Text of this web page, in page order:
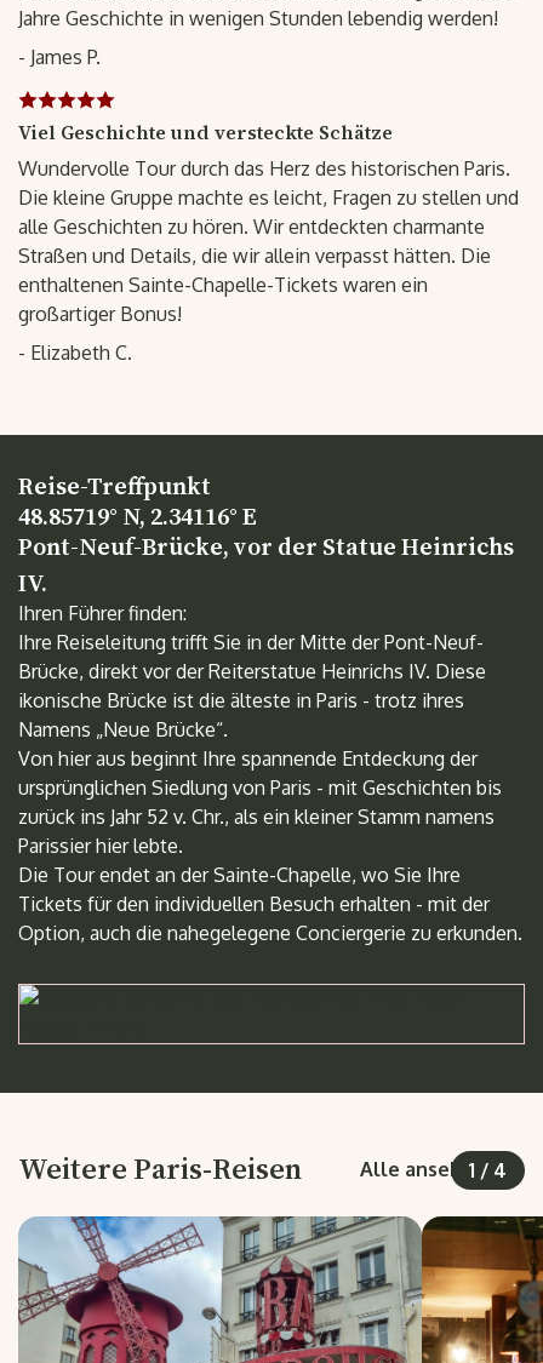
Jahre Geschichte in wenigen Stunden lebendig werden!
- James P.
Viel Geschichte und versteckte Schätze
Wundervolle Tour durch das Herz des historischen Paris.
Die kleine Gruppe machte es leicht, Fragen zu stellen und
alle Geschichten zu hören. Wir entdeckten charmante
Straßen und Details, die wir allein verpasst hätten. Die
enthaltenen Sainte-Chapelle-Tickets waren ein
großartiger Bonus!
- Elizabeth C.
Reise-Treffpunkt
48.85719° N, 2.34116° E
Pont-Neuf-Brücke, vor der Statue Heinrichs
IV.
Ihren Führer finden:
Ihre Reiseleitung trifft Sie in der Mitte der Pont-Neuf-
Brücke, direkt vor der Reiterstatue Heinrichs IV. Diese
ikonische Brücke ist die älteste in Paris - trotz ihres
Namens „Neue Brücke“.
Von hier aus beginnt Ihre spannende Entdeckung der
ursprünglichen Siedlung von Paris - mit Geschichten bis
zurück ins Jahr 52 v. Chr., als ein kleiner Stamm namens
Parissier hier lebte.
Die Tour endet an der Sainte-Chapelle, wo Sie Ihre
Tickets für den individuellen Besuch erhalten - mit der
Option, auch die nahegelegene Conciergerie zu erkunden.
Weitere Paris-Reisen Alle ansehen
1 / 4